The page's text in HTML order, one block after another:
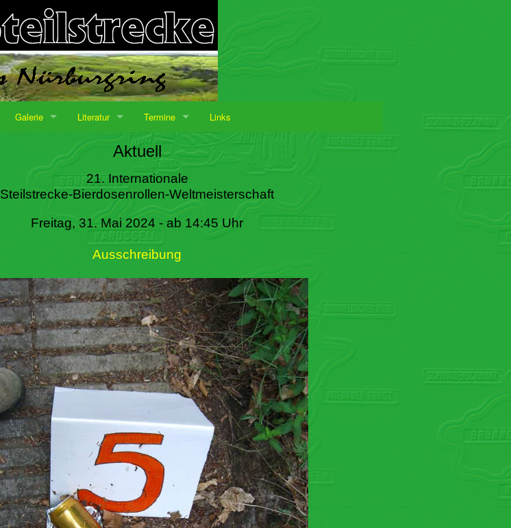
Galerie Literatur Termine Links
Aktuell
21. Internationale
Steilstrecke-Bierdosenrollen-Weltmeisterschaft
Freitag, 31. Mai 2024 - ab 14:45 Uhr
Ausschreibung